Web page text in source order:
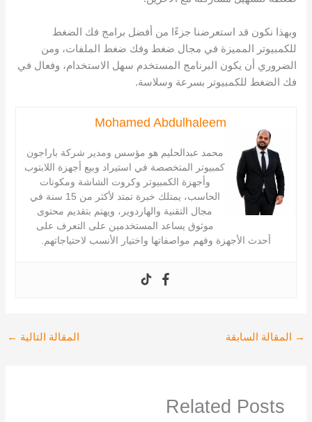
وبهذا نكون قد استعرضنا جزءًا من أفضل برامج فك الضغط
للكمبيوتر المميزة في مجال ضغط وفك ضغط الملفات، ومن
الضروري أن يكون البرنامج المستخدم سهل الاستخدام، وفعال في
فك الضغط للكمبيوتر بسرعة وسلاسة.
Mohamed Abdulhaleem
محمد عبدالحليم هو مؤسس ومدير شركة باراجون
كمبيوتر المتخصصة في استيراد وبيع أجهزة اللابتوب
وأجهزة الكمبيوتر وكروت الشاشة ومكونات
الحاسب، يمتلك خبرة تمتد لأكثر من 15 سنة في
مجال التقنية والهاردوير، ويهتم بتقديم محتوى
موثوق يساعد المستخدمين على التعرف على
أحدث الأجهزة وفهم مواصفاتها واختيار الأنسب لاحتياجاتهم.
→ المقالة السابقة المقالة التالية ←
Related Posts